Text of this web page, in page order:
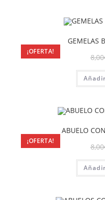
¡OFERTA!
GEMELAS
8,00
¡OFERTA!
ABUELO
8,00